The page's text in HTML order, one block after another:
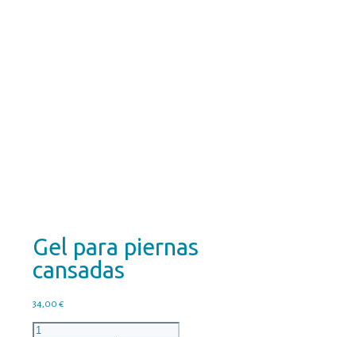
Gel para piernas
cansadas
34,00 €
Gel